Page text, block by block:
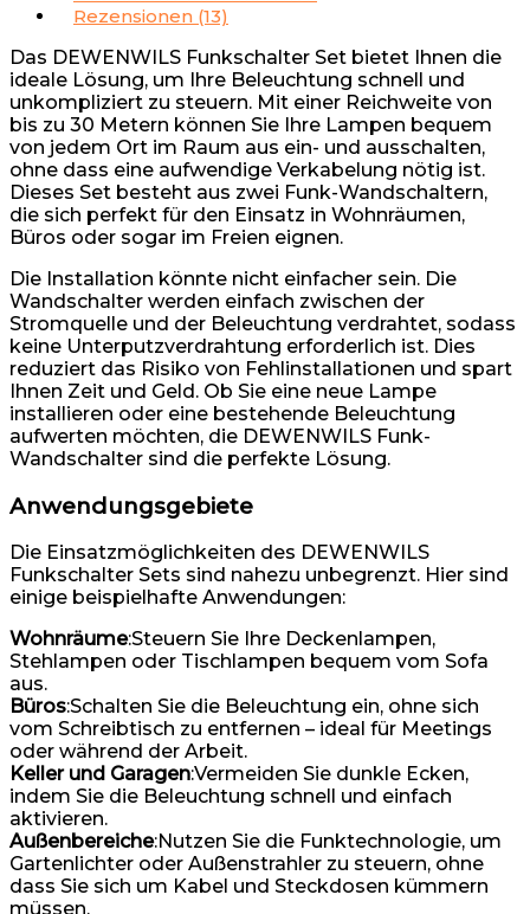
Rezensionen (13)
Das DEWENWILS Funkschalter Set bietet Ihnen die
ideale Lösung, um Ihre Beleuchtung schnell und
unkompliziert zu steuern. Mit einer Reichweite von
bis zu 30 Metern können Sie Ihre Lampen bequem
von jedem Ort im Raum aus ein- und ausschalten,
ohne dass eine aufwendige Verkabelung nötig ist.
Dieses Set besteht aus zwei Funk-Wandschaltern,
die sich perfekt für den Einsatz in Wohnräumen,
Büros oder sogar im Freien eignen.
Die Installation könnte nicht einfacher sein. Die
Wandschalter werden einfach zwischen der
Stromquelle und der Beleuchtung verdrahtet, sodass
keine Unterputzverdrahtung erforderlich ist. Dies
reduziert das Risiko von Fehlinstallationen und spart
Ihnen Zeit und Geld. Ob Sie eine neue Lampe
installieren oder eine bestehende Beleuchtung
aufwerten möchten, die DEWENWILS Funk-
Wandschalter sind die perfekte Lösung.
Anwendungsgebiete
Die Einsatzmöglichkeiten des DEWENWILS
Funkschalter Sets sind nahezu unbegrenzt. Hier sind
einige beispielhafte Anwendungen:
Wohnräume:Steuern Sie Ihre Deckenlampen,
Stehlampen oder Tischlampen bequem vom Sofa
aus.
Büros:Schalten Sie die Beleuchtung ein, ohne sich
vom Schreibtisch zu entfernen – ideal für Meetings
oder während der Arbeit.
Keller und Garagen:Vermeiden Sie dunkle Ecken,
indem Sie die Beleuchtung schnell und einfach
aktivieren.
Außenbereiche:Nutzen Sie die Funktechnologie, um
Gartenlichter oder Außenstrahler zu steuern, ohne
dass Sie sich um Kabel und Steckdosen kümmern
müssen.